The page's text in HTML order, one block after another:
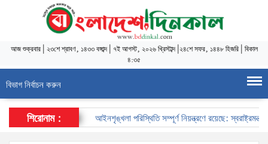
আজশুক্রবার| ২৩শে শ্রাবণ, ১৪৩৩ বঙ্গাব্দ| ৭ই আগস্ট, ২০২৬ খ্রিস্টাব্দ| ২৪শে সফর, ১৪৪৮ হিজরি| বিকাল
৪:৩৫
বিভাগ নির্বাচন করুন
শিরোনাম : আইনশৃঙ্খলা পরিস্থিতি সম্পূর্ণ নিয়ন্ত্রণে রয়েছে: স্বরাষ্ট্রমন্ত্রী